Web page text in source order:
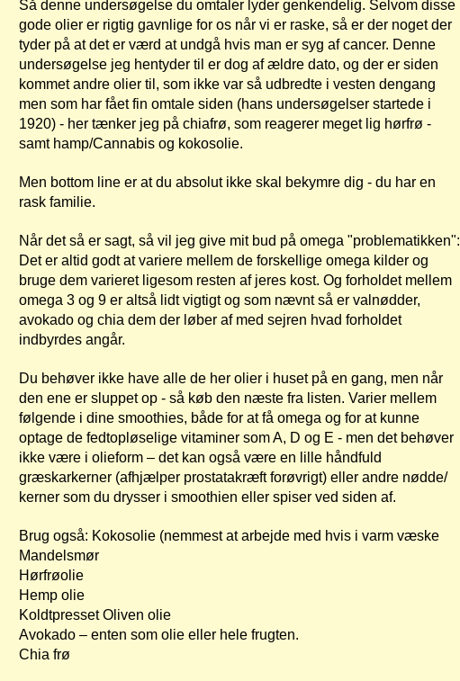
Så denne undersøgelse du omtaler lyder genkendelig. Selvom disse
gode olier er rigtig gavnlige for os når vi er raske, så er der noget der
tyder på at det er værd at undgå hvis man er syg af cancer. Denne
undersøgelse jeg hentyder til er dog af ældre dato, og der er siden
kommet andre olier til, som ikke var så udbredte i vesten dengang
men som har fået fin omtale siden (hans undersøgelser startede i
1920) - her tænker jeg på chiafrø, som reagerer meget lig hørfrø -
samt hamp/Cannabis og kokosolie.
Men bottom line er at du absolut ikke skal bekymre dig - du har en
rask familie.
Når det så er sagt, så vil jeg give mit bud på omega "problematikken":
Det er altid godt at variere mellem de forskellige omega kilder og
bruge dem varieret ligesom resten af jeres kost. Og forholdet mellem
omega 3 og 9 er altså lidt vigtigt og som nævnt så er valnødder,
avokado og chia dem der løber af med sejren hvad forholdet
indbyrdes angår.
Du behøver ikke have alle de her olier i huset på en gang, men når
den ene er sluppet op - så køb den næste fra listen. Varier mellem
følgende i dine smoothies, både for at få omega og for at kunne
optage de fedtopløselige vitaminer som A, D og E - men det behøver
ikke være i olieform – det kan også være en lille håndfuld
græskarkerner (afhjælper prostatakræft forøvrigt) eller andre nødde/
kerner som du drysser i smoothien eller spiser ved siden af.
Brug også: Kokosolie (nemmest at arbejde med hvis i varm væske
Mandelsmør
Hørfrøolie
Hemp olie
Koldtpresset Oliven olie
Avokado – enten som olie eller hele frugten.
Chia frø